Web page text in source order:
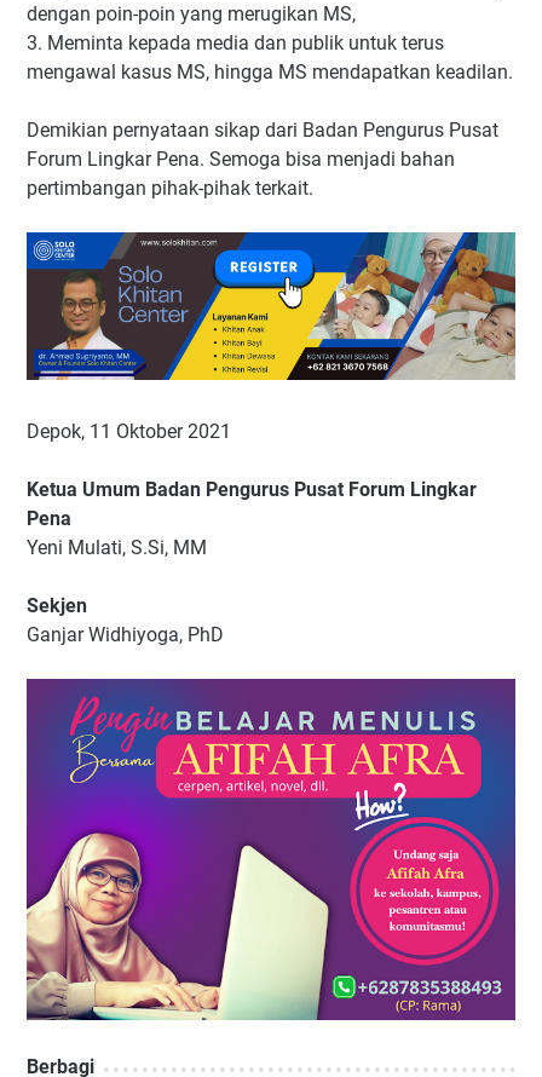
dengan poin-poin yang merugikan MS,
3. Meminta kepada media dan publik untuk terus
mengawal kasus MS, hingga MS mendapatkan keadilan.
Demikian pernyataan sikap dari Badan Pengurus Pusat
Forum Lingkar Pena. Semoga bisa menjadi bahan
pertimbangan pihak-pihak terkait.
Depok, 11 Oktober 2021
Ketua Umum Badan Pengurus Pusat Forum Lingkar
Pena
Yeni Mulati, S.Si, MM
Sekjen
Ganjar Widhiyoga, PhD
Berbagi